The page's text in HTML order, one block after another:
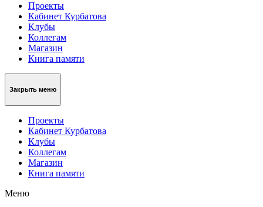
Проекты
Кабинет Курбатова
Клубы
Коллегам
Магазин
Книга памяти
Закрыть меню
Проекты
Кабинет Курбатова
Клубы
Коллегам
Магазин
Книга памяти
Меню